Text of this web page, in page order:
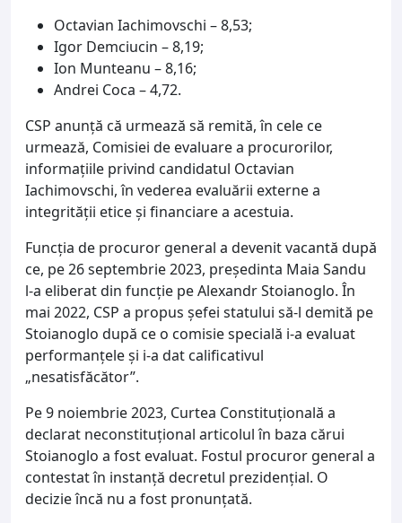
Octavian Iachimovschi – 8,53;
Igor Demciucin – 8,19;
Ion Munteanu – 8,16;
Andrei Coca – 4,72.
CSP anunță că urmează să remită, în cele ce
urmează, Comisiei de evaluare a procurorilor,
informațiile privind candidatul Octavian
Iachimovschi, în vederea evaluării externe a
integrității etice și financiare a acestuia.
Funcția de procuror general a devenit vacantă după
ce, pe 26 septembrie 2023, președinta Maia Sandu
l-a eliberat din funcție pe Alexandr Stoianoglo. În
mai 2022, CSP a propus șefei statului să-l demită pe
Stoianoglo după ce o comisie specială i-a evaluat
performanțele și i-a dat calificativul
„nesatisfăcător”.
Pe 9 noiembrie 2023, Curtea Constituțională a
declarat neconstituțional articolul în baza cărui
Stoianoglo a fost evaluat. Fostul procuror general a
contestat în instanță decretul prezidențial. O
decizie încă nu a fost pronunțată.